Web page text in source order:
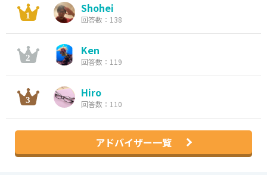
Shohei
回答数：138
Ken
回答数：119
Hiro
回答数：110
アドバイザー一覧